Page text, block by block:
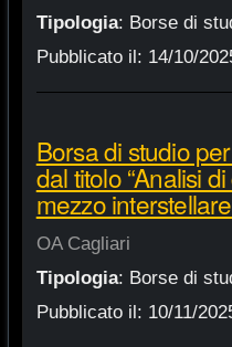
Tipologia: Borse di
Pubblicato il: 14/10/
Borsa di studio
dal titolo “Analisi
mezzo
OA Cagliari
Tipologia: Borse di
Pubblicato il: 10/11/